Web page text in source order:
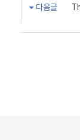
다음글